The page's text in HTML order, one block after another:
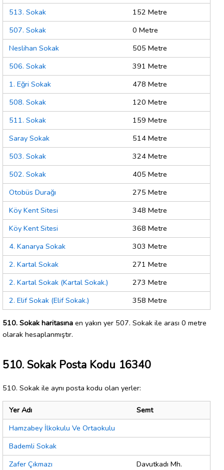
513. Sokak
152 Metre
507. Sokak
0 Metre
Neslihan Sokak
505 Metre
506. Sokak
391 Metre
1. Eğri Sokak
478 Metre
508. Sokak
120 Metre
511. Sokak
159 Metre
Saray Sokak
514 Metre
503. Sokak
324 Metre
502. Sokak
405 Metre
Otobüs Durağı
275 Metre
Köy Kent Sitesi
348 Metre
Köy Kent Sitesi
368 Metre
4. Kanarya Sokak
303 Metre
2. Kartal Sokak
271 Metre
2. Kartal Sokak (Kartal Sokak.)
273 Metre
2. Elif Sokak (Elif Sokak.)
358 Metre
510. Sokak haritasına en yakın yer 507. Sokak ile arası 0 metre
olarak hesaplanmıştır.
510. Sokak Posta Kodu 16340
510. Sokak ile aynı posta kodu olan yerler:
Yer Adı
Semt
Hamzabey İlkokulu Ve Ortaokulu
Bademli Sokak
Zafer Çıkmazı
Davutkadı Mh.